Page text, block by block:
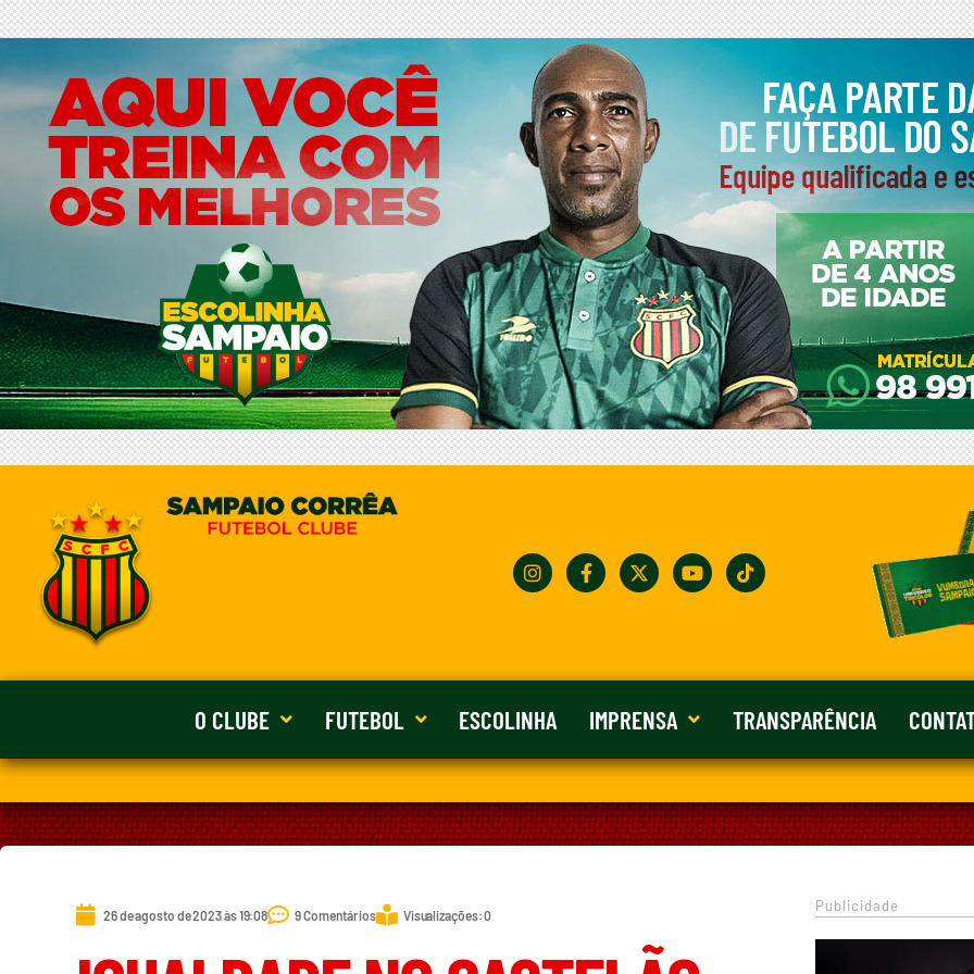
O CLUBE FUTEBOL ESCOLINHA IMPRENSA TRANSPARÊNCIA
26 de agosto de 2023 às 19:08 9 Comentários Visualizações: 0
Publicidade